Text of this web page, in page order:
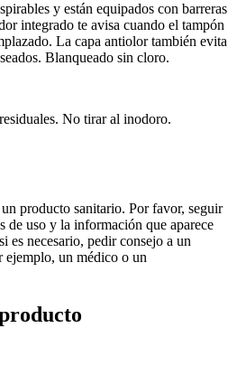
y están equipados con barreras
integrado te avisa cuando el tampón
La capa antiolor también evita
Blanqueado sin cloro.
No tirar al inodoro.
producto sanitario. Por favor, seguir
de uso y la información que aparece
es necesario, pedir consejo a un
ejemplo, un médico o un